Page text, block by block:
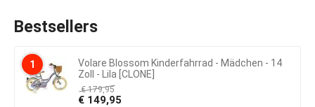
Bestsellers
1
Volare Blossom Kinderfahrrad - Mädchen - 14
Zoll - Lila [CLONE]
€179,95
€ 149,95